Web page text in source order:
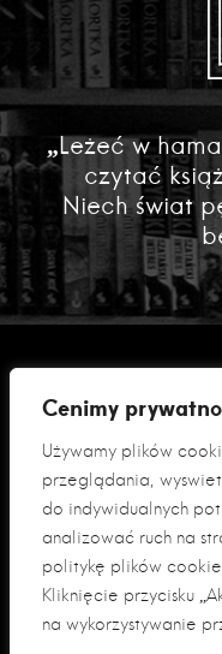
Cenimy
Używamy plików
przeglądania,
do indywidualnych
analizować ruch na
politykę plików
Kliknięcie przycisku
na wykorzystywanie
„Leżeć w
czytać
Niech świat
Klauzula